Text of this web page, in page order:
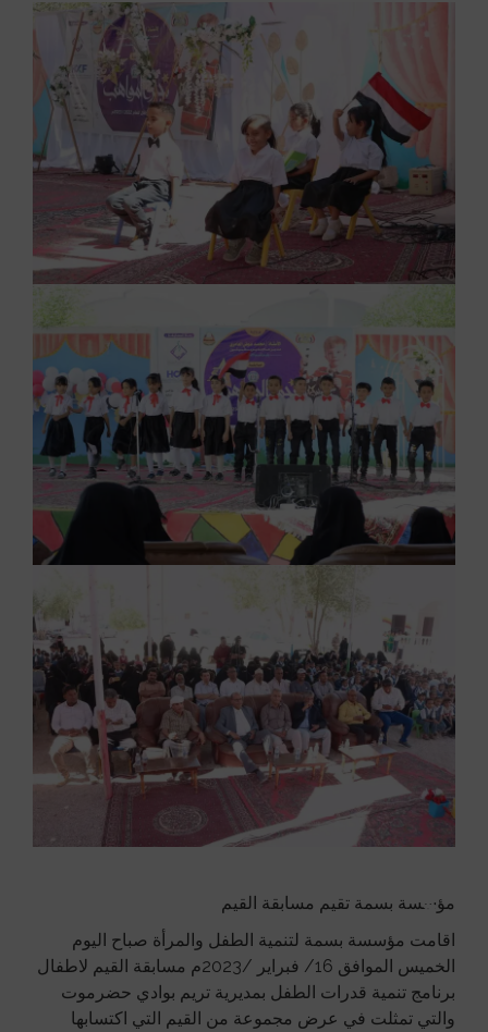
مؤسسة بسمة تقيم مسابقة القيم
اقامت مؤسسة بسمة لتنمية الطفل والمرأة صباح اليوم
الخميس الموافق 16/ فبراير /2023م مسابقة القيم لاطفال
برنامج تنمية قدرات الطفل بمديرية تريم بوادي حضرموت
والتي تمثلت في عرض مجموعة من القيم التي اكتسابها